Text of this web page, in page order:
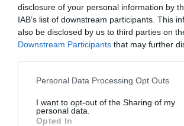
disclosure of your personal information by
IAB’s list of downstream participants. This
also be disclosed by us to third parties on
Downstream Participants that may further
Personal Data Processing Opt Outs
I want to opt-out of the Sharing of my
personal data.
Opted In